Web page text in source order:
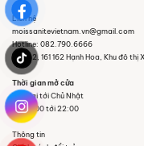
Thông tin
Thời gian mở cửa
Thứ Hai tới Chủ Nhật
Từ 09:00 tới 22:00
Liên hệ
moissanitevietnam.vn@gmail.com
Hotline: 082.790.6666
Tầng 2, 161 162 Hạnh Hoa, Khu đô